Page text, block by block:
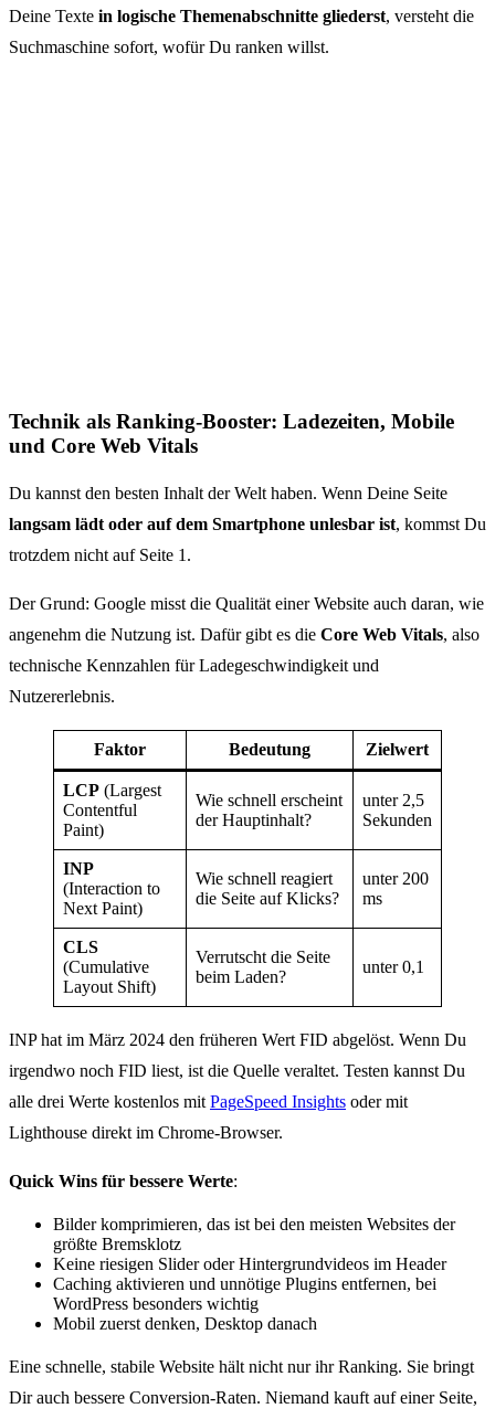
Deine Texte in logische Themenabschnitte gliederst, versteht die
Suchmaschine sofort, wofür Du ranken willst.
Technik als Ranking-Booster: Ladezeiten, Mobile
und Core Web Vitals
Du kannst den besten Inhalt der Welt haben. Wenn Deine Seite
langsam lädt oder auf dem Smartphone unlesbar ist, kommst Du
trotzdem nicht auf Seite 1.
Der Grund: Google misst die Qualität einer Website auch daran, wie
angenehm die Nutzung ist. Dafür gibt es die Core Web Vitals, also
technische Kennzahlen für Ladegeschwindigkeit und
Nutzererlebnis.
Faktor Bedeutung Zielwert
LCP (Largest
Contentful
Paint)
Wie schnell erscheint
der Hauptinhalt?
unter 2,5
Sekunden
INP
(Interaction to
Next Paint)
Wie schnell reagiert
die Seite auf Klicks?
unter 200
ms
CLS
(Cumulative
Layout Shift)
Verrutscht die Seite
beim Laden?
unter 0,1
INP hat im März 2024 den früheren Wert FID abgelöst. Wenn Du
irgendwo noch FID liest, ist die Quelle veraltet. Testen kannst Du
alle drei Werte kostenlos mitPageSpeed Insights oder mit
Lighthouse direkt im Chrome-Browser.
Quick Wins für bessere Werte:
Bilder komprimieren, das ist bei den meisten Websites der
größte Bremsklotz
Keine riesigen Slider oder Hintergrundvideos im Header
Caching aktivieren und unnötige Plugins entfernen, bei
WordPress besonders wichtig
Mobil zuerst denken, Desktop danach
Eine schnelle, stabile Website hält nicht nur ihr Ranking. Sie bringt
Dir auch bessere Conversion-Raten. Niemand kauft auf einer Seite,